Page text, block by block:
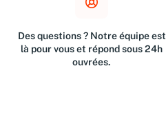
Des questions ? Notre équipe est
là pour vous et répond sous 24h
ouvrées.